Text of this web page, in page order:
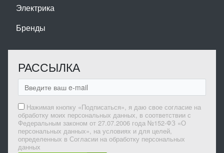
Электрика
Бренды
РАССЫЛКА
Нажимая кнопку «Подписаться», я даю свое согласие на
обработку моих персональных данных, в соответствии с
Федеральным законом от 27.07.2006 года №152-ФЗ «О
персональных данных», на условиях и для целей,
определенных в Согласии на обработку персональных
данных